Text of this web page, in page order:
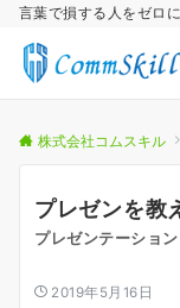
言葉で損する人をゼロ
株式会社コムスキル
プレゼンを教
プレゼンテーショ
2019年5月16日